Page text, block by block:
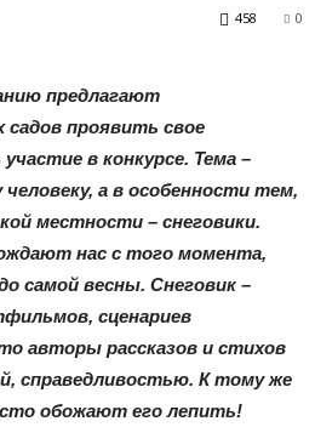
район
0
458
предлагают
проявить свое
в конкурсе. Тема –
человеку, а в особенности тем,
местности – снеговики.
нас с того момента,
самой весны. Снеговик –
сценариев
авторы рассказов и стихов
справедливостью. К тому же
обожают его лепить!